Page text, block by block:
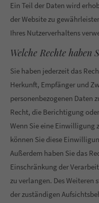
Ein Teil der Daten wird
der Website zu
Ihres Nutzerverhaltens
Welche Rechte haben
Sie haben jederzeit das
Herkunft, Empfänger und
personenbezogenen Daten
Recht, die Berichtigung
Wenn Sie eine Einwilligung
können Sie diese
Außerdem haben Sie das
Einschränkung der
zu verlangen. Des Weiteren
der zuständigen